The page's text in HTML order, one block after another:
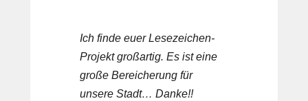
Ich finde euer Lesezeichen-
Projekt großartig. Es ist eine
große Bereicherung für
unsere Stadt… Danke!!